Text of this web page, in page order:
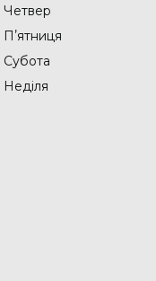
Четвер
Пʼятниця
Субота
Неділя